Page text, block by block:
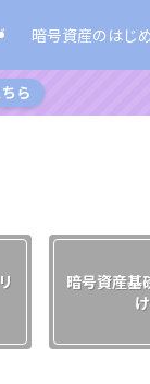
暗号資産のはじ
ら
暗号資産基
け